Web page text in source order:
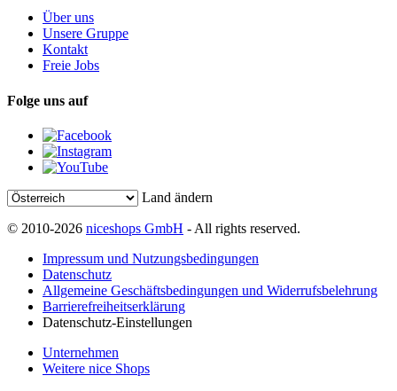
Über uns
Unsere Gruppe
Kontakt
Freie Jobs
Folge uns auf
Land ändern
© 2010-2026 niceshops GmbH - All rights reserved.
Impressum und Nutzungsbedingungen
Datenschutz
Allgemeine Geschäftsbedingungen und Widerrufsbelehrung
Barrierefreiheitserklärung
Datenschutz-Einstellungen
Unternehmen
Weitere nice Shops